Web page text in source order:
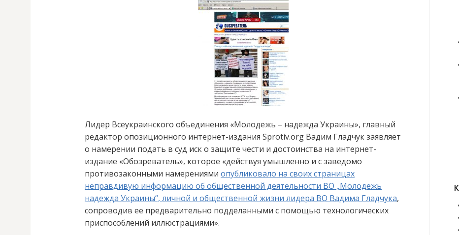
Лидер Всеукраинского объединения «Молодежь – надежда Украины», главный
редактор опозиционного интернет-издания Sprotiv.org Вадим Гладчук заявляет
о намерении подать в суд иск о защите чести и достоинства на интернет-
издание «Обозреватель», которое «действуя умышленно и с заведомо
противозаконными намерениями опубликовало на своих страницах
неправдивую информацию об общественной деятельности ВО „Молодежь
надежда Украины“, личной и общественной жизни лидера ВО Вадима Гладчука,
сопроводив ее предварительно подделанными с помощью технологических
приспособлений иллюстрациями».